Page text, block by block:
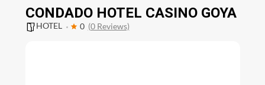
CONDADO HOTEL CASINO GOYA
HOTEL 0 (0 Reviews)